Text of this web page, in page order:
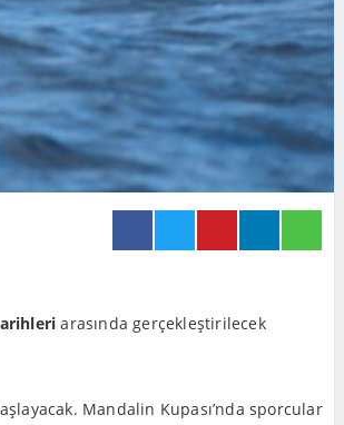
arasında gerçekleştirilecek
Mandalin Kupası’nda sporcular